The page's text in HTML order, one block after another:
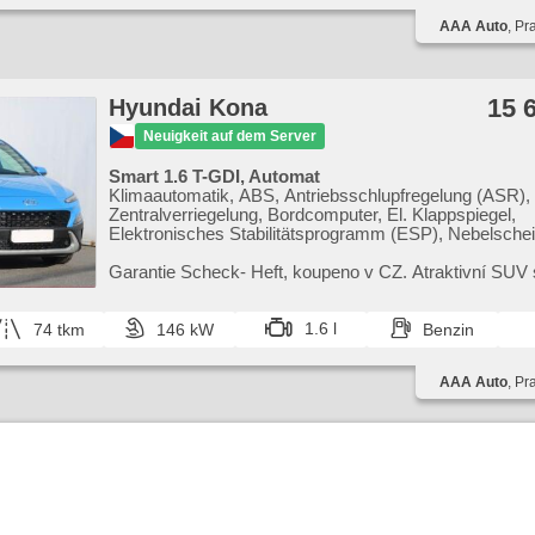
AAA Auto,
Hyundai Kona
Neuigkeit auf dem Server
15
Smart 1.6 T-GDI, Automat
Klimaautomatik, ABS, Antriebsschlupfregelung (ASR),
Zentralverriegelung, Bordcomputer, El. Klappspiegel,
Elektronisches Stabilitätsprogramm (ESP),
Airbag, beheizte Lenkrad, Uhr Spur, Parkassistent,
Garantie Scheck​- Heft,​ koupeno v CZ. Atraktivní SUV
74 tkm 146 kW 1.6 l Benzin
AAA Auto,